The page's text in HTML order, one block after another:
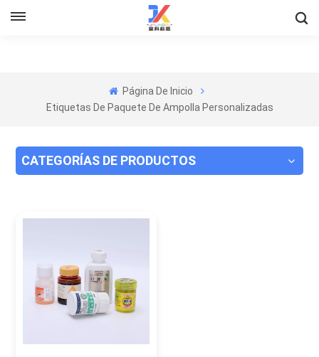
Página De Inicio
Etiquetas De Paquete De Ampolla Personalizadas
CATEGORÍAS DE PRODUCTOS